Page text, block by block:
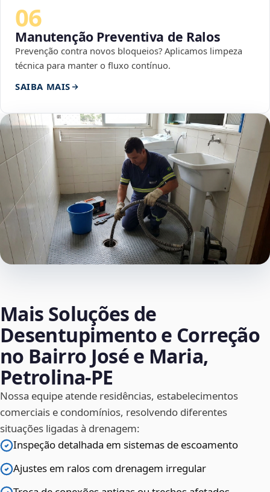
06
Manutenção Preventiva de Ralos
Prevenção contra novos bloqueios? Aplicamos limpeza
técnica para manter o fluxo contínuo.
SAIBA MAIS
Mais Soluções de
Desentupimento e Correção
no Bairro José e Maria,
Petrolina‑PE
Nossa equipe atende residências, estabelecimentos
comerciais e condomínios, resolvendo diferentes
situações ligadas à drenagem:
Inspeção detalhada em sistemas de escoamento
Ajustes em ralos com drenagem irregular